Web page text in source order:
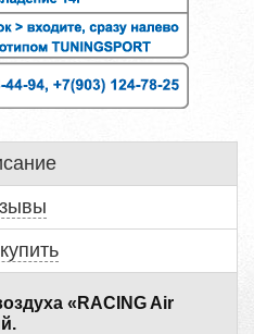
«RACING Air